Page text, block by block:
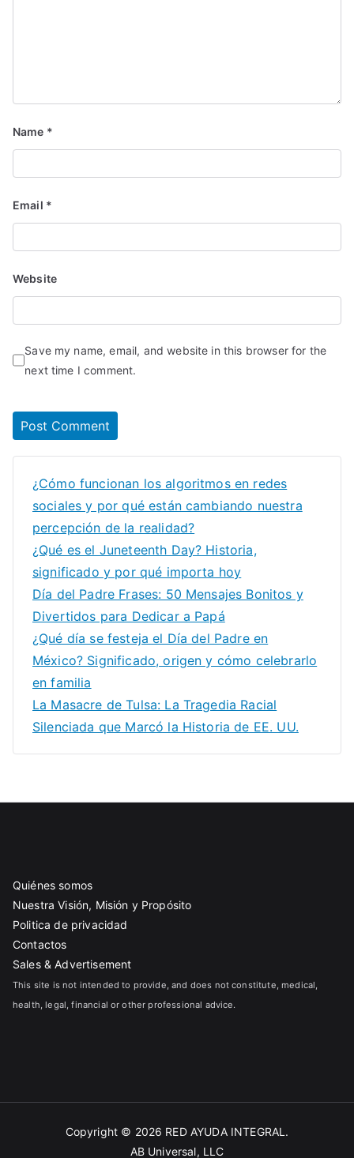
Name *
Email *
Website
Save my name, email, and website in this browser for the
next time I comment.
¿Cómo funcionan los algoritmos en redes
sociales y por qué están cambiando nuestra
percepción de la realidad?
¿Qué es el Juneteenth Day? Historia,
significado y por qué importa hoy
Día del Padre Frases: 50 Mensajes Bonitos y
Divertidos para Dedicar a Papá
¿Qué día se festeja el Día del Padre en
México? Significado, origen y cómo celebrarlo
en familia
La Masacre de Tulsa: La Tragedia Racial
Silenciada que Marcó la Historia de EE. UU.
Quiénes somos
Nuestra Visión, Misión y Propósito
Politica de privacidad
Contactos
Sales & Advertisement
This site is not intended to provide, and does not constitute, medical,
health, legal, financial or other professional advice.
Copyright © 2026 RED AYUDA INTEGRAL .
AB Universal, LLC